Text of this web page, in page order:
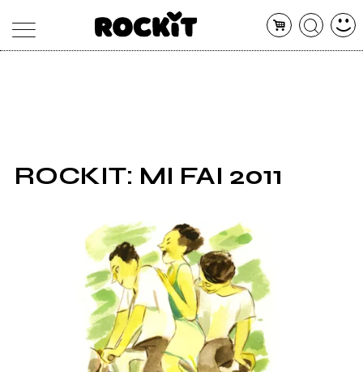
SHOP
ROCKIT: MI FAI 2011